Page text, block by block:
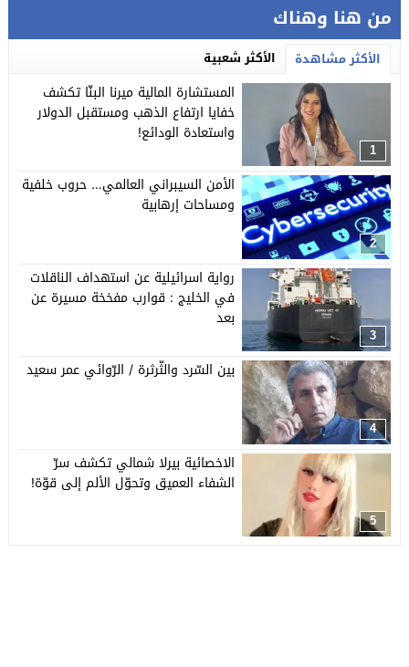
من هنا وهناك
الأكثر مشاهدة الأكثر شعبية
1
المستشارة المالية ميرنا البنّا تكشف
خفايا ارتفاع الذهب ومستقبل الدولار
واستعادة الودائع!
2
الأمن السيبراني العالمي… حروب خلفية
ومساحات إرهابية
3
رواية اسرائيلية عن استهداف الناقلات
في الخليج : قوارب مفخخة مسيرة عن
بعد
4
بين السّرد والثّرثرة / الرّوائي عمر سعيد
5
الاخصائية بيرلا شمالي تكشف سرّ
الشفاء العميق وتحوّل الألم إلى قوّة!